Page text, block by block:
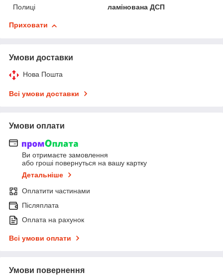
Полиці ламінована ДСП
Приховати
Умови доставки
Нова Пошта
Всі умови доставки
Умови оплати
Ви отримаєте замовлення
або гроші повернуться на вашу картку
Детальніше
Оплатити частинами
Післяплата
Оплата на рахунок
Всі умови оплати
Умови повернення